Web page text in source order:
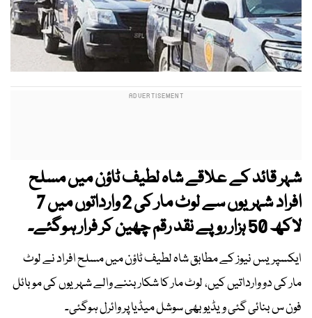
شہر قائد کے علاقے شاہ لطیف ٹاؤن میں مسلح
افراد شہریوں سے لوٹ مار کی 2 وارداتوں میں 7
لاکھ 50 ہزار روپے نقد رقم چھین کر فرار ہوگئے۔
ایکسپریس نیوز کے مطابق شاہ لطیف ٹاؤن میں مسلح افراد نے لوٹ
مار کی دو وارداتیں کیں، لوٹ مار کا شکار بننے والے شہریوں کی موبائل
فون س بنائی گئی ویڈیو بھی سوشل میڈیا پر وائرل ہوگئی۔